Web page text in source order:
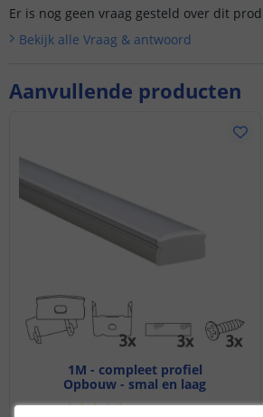
Aanvullende producten
1M - compleet profiel
Opbouw - smal en laag
(70 reviews)
Er is nog geen vraag gesteld over dit
Bekijk alle Vraag & antwoord